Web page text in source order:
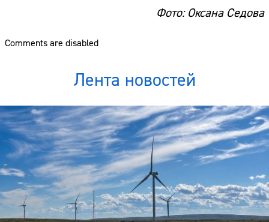
Фото: Оксана Седова
Comments are disabled
Лента новостей